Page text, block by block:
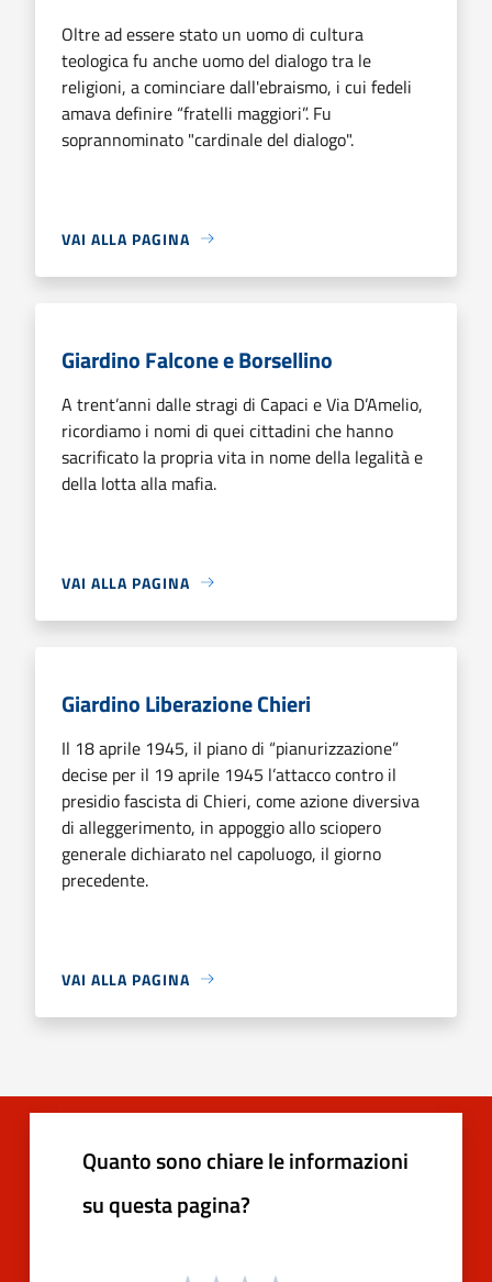
Oltre ad essere stato un uomo di cultura
teologica fu anche uomo del dialogo tra le
religioni, a cominciare dall'ebraismo, i cui fedeli
amava definire “fratelli maggiori”. Fu
soprannominato "cardinale del dialogo".
VAI ALLA PAGINA
Giardino Falcone e Borsellino
A trent’anni dalle stragi di Capaci e Via D’Amelio,
ricordiamo i nomi di quei cittadini che hanno
sacrificato la propria vita in nome della legalità e
della lotta alla mafia.
VAI ALLA PAGINA
Giardino Liberazione Chieri
Il 18 aprile 1945, il piano di “pianurizzazione”
decise per il 19 aprile 1945 l’attacco contro il
presidio fascista di Chieri, come azione diversiva
di alleggerimento, in appoggio allo sciopero
generale dichiarato nel capoluogo, il giorno
precedente.
VAI ALLA PAGINA
Quanto sono chiare le informazioni
su questa pagina?